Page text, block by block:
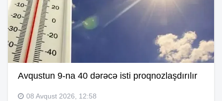
Avqustun 9-na 40 dərəcə isti proqnozlaşdırılır
08 Avqust 2026, 12:58